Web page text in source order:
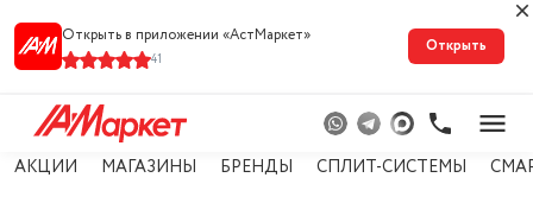
Открыть в приложении «АстМарке‪т‬»
41
Открыть
АКЦИИ МАГАЗИНЫ БРЕНДЫ СПЛИТ-СИСТЕМЫ